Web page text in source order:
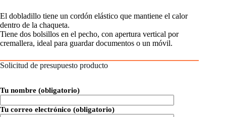
El dobladillo tiene un cordón elástico que mantiene el calor
dentro de la chaqueta.
Tiene dos bolsillos en el pecho, con apertura vertical por
cremallera, ideal para guardar documentos o un móvil.
Solicitud de presupuesto producto
Tu nombre (obligatorio)
Tu correo electrónico (obligatorio)